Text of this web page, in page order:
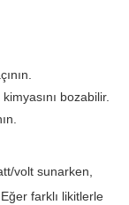
bozabilir.
volt sunarken,
farklı likitlerle